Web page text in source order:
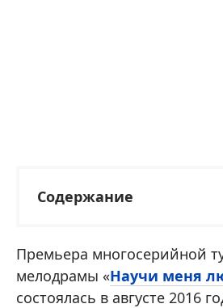
Содержание
Премьера многосерийной
мелодрамы «Научи меня
состоялась в августе 2016